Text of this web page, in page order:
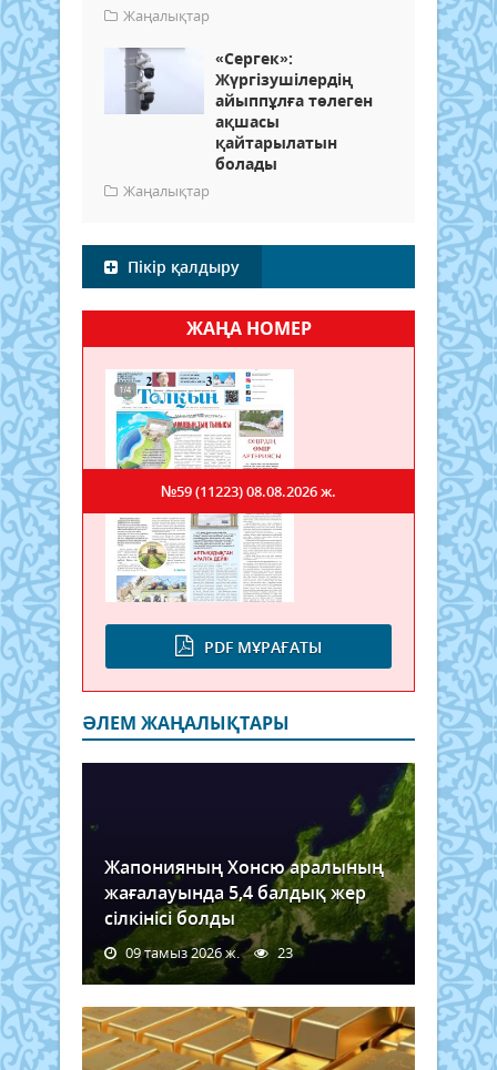
Жаңалықтар
«Сергек»:
Жүргізушілердің
айыппұлға төлеген
ақшасы
қайтарылатын
болады
Жаңалықтар
Пікір қалдыру
ЖАҢА НОМЕР
PDF МҰРАҒАТЫ
№59 (11223)08.08.2026 ж.
ӘЛЕМ ЖАҢАЛЫҚТАРЫ
Жапонияның Хонсю аралының
жағалауында 5,4 балдық жер
сілкінісі болды
09 тамыз 2026 ж. 23